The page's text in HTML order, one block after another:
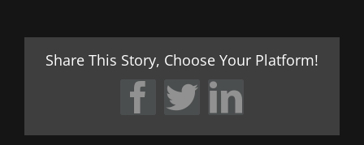
Share This Story, Choose Your Platform!
Facebook
TwitterLinkedIn